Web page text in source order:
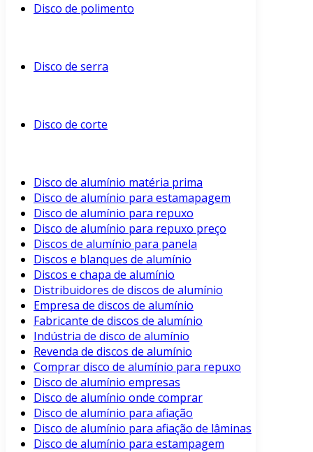
Disco de polimento
Disco de serra
Disco de corte
Disco de alumínio matéria prima
Disco de alumínio para estamapagem
Disco de alumínio para repuxo
Disco de alumínio para repuxo preço
Discos de alumínio para panela
Discos e blanques de alumínio
Discos e chapa de alumínio
Distribuidores de discos de alumínio
Empresa de discos de alumínio
Fabricante de discos de alumínio
Indústria de disco de alumínio
Revenda de discos de alumínio
Comprar disco de alumínio para repuxo
Disco de alumínio empresas
Disco de alumínio onde comprar
Disco de alumínio para afiação
Disco de alumínio para afiação de lâminas
Disco de alumínio para estampagem